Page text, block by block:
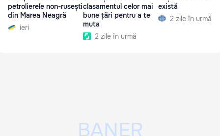
petrolierele non-rusești
din Marea Neagră
ieri
clasamentul celor mai
bune țări pentru a te
muta
2 zile în urmă
există
2 zile în urmă